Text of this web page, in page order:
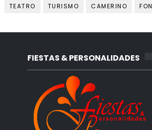
TEATRO
TURISMO CAMERINO FON
FIESTAS & PERSONALIDADES